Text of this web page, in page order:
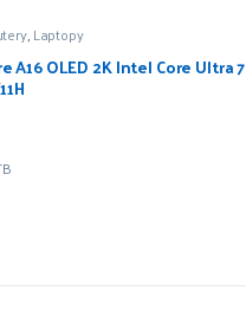
,Laptopy
A16 OLED 2K Intel Core Ultra 7